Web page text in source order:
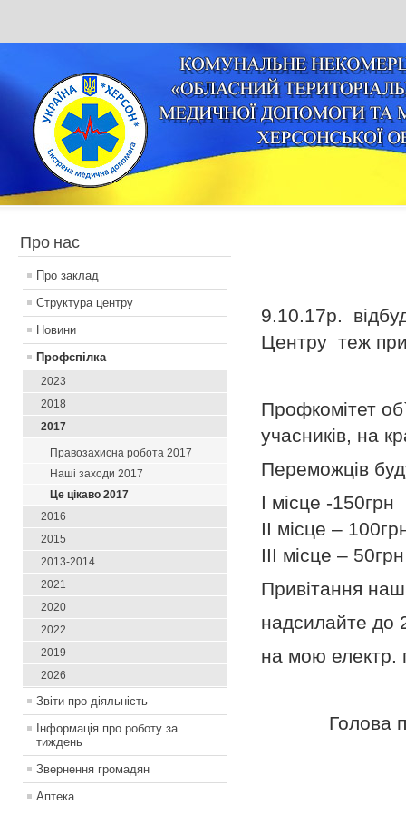
Про нас
Про заклад
Структура центру
Новини
Профспілка
2023
2018
2017
Правозахисна робота 2017
Наші заходи 2017
Це цікаво 2017
2016
2015
2013-2014
2021
2020
2022
2019
2026
Звіти про діяльність
Інформація про роботу за
тиждень
Звернення громадян
Аптека
9.10.17р.
Центру теж
Профкомітет
учасників, на
Переможців
І місце -150грн
ІІ місце –
ІІІ місце – 50грн
Привітання
надсилайте до
на мою електр.